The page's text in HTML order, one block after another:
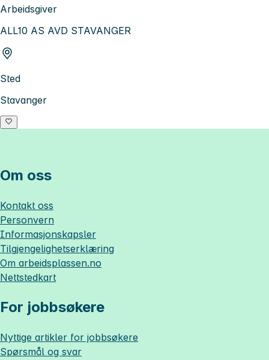
Arbeidsgiver
ALL10 AS AVD STAVANGER
Sted
Stavanger
Om oss
Kontakt oss
Personvern
Informasjonskapsler
Tilgjengelighetserklæring
Om arbeidsplassen.no
Nettstedkart
For jobbsøkere
Nyttige artikler for jobbsøkere
Spørsmål og svar